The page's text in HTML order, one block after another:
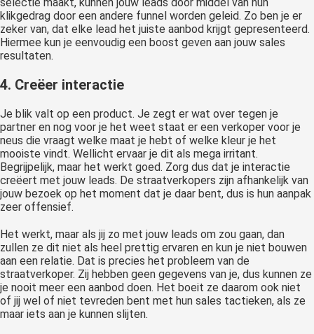
klikgedrag door een andere funnel worden geleid. Zo ben je er
zeker van, dat elke lead het juiste aanbod krijgt gepresenteerd.
Hiermee kun je eenvoudig een boost geven aan jouw sales
resultaten.
4. Creëer interactie
Je blik valt op een product. Je zegt er wat over tegen je
partner en nog voor je het weet staat er een verkoper voor je
neus die vraagt welke maat je hebt of welke kleur je het
mooiste vindt. Wellicht ervaar je dit als mega irritant.
Begrijpelijk, maar het werkt goed. Zorg dus dat je interactie
creëert met jouw leads. De straatverkopers zijn afhankelijk van
jouw bezoek op het moment dat je daar bent, dus is hun aanpak
zeer offensief.
Het werkt, maar als jij zo met jouw leads om zou gaan, dan
zullen ze dit niet als heel prettig ervaren en kun je niet bouwen
aan een relatie. Dat is precies het probleem van de
straatverkoper. Zij hebben geen gegevens van je, dus kunnen ze
je nooit meer een aanbod doen. Het boeit ze daarom ook niet
of jij wel of niet tevreden bent met hun sales tactieken, als ze
maar iets aan je kunnen slijten.